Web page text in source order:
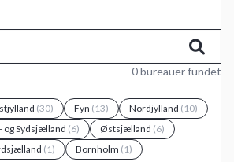
0 bureauer fundet
(30) Fyn (13) Nordjylland (10)
og Sydsjælland (6) Østsjælland (6)
(1) Bornholm (1)